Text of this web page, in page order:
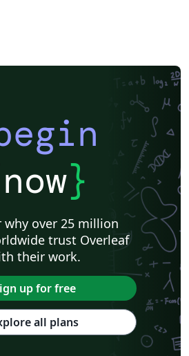
now}
why over 25 million
trust Overleaf
their work.
up for free
all plans